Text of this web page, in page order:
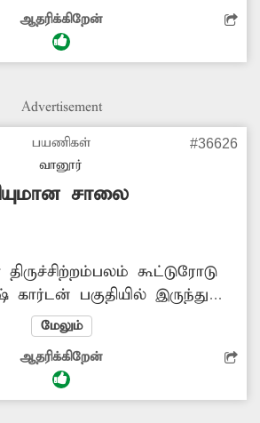
இறந்தவர்களை கொண்டு செல்லும்
எனவே
வேண்டும் என்று அப்பகுதி
ஆதரிக்கிறேன்
Advertisement
பயணிகள்
வானூர்
#36626
சாலை
கூட்டுரோடு
பகுதியில் இருந்து
நகருக்கு செல்லும் சாலை
காணப்படுகிறது. இதன்
வழியாக செல்லும் வாகன
வழுக்கி கீழே விழுந்து காயம்
மேலும்
ஆதரிக்கிறேன்